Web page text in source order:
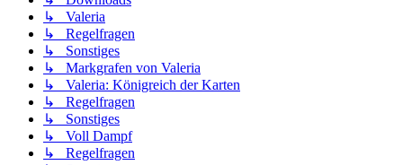
↳ Valeria
↳ Regelfragen
↳ Sonstiges
↳ Markgrafen von Valeria
↳ Valeria: Königreich der Karten
↳ Regelfragen
↳ Sonstiges
↳ Voll Dampf
↳ Regelfragen